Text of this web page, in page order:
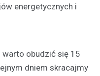
energetycznych i
warto obudzić się 15
dniem skracajmy